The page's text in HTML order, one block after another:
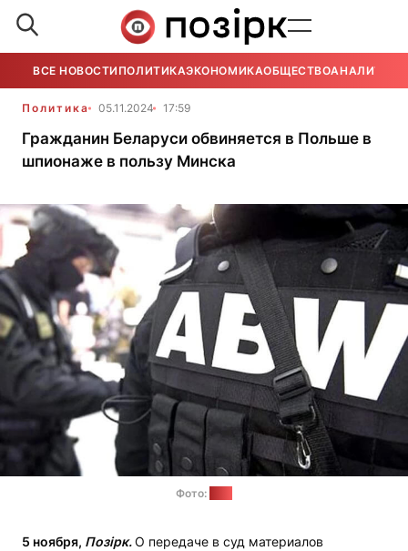
ВСЕ НОВОСТИ ПОЛИТИКАЭКОНОМИКАОБЩЕСТВОАНАЛИТИКА
Политика 05.11.2024 17:59
Гражданин Беларуси обвиняется в Польше в
шпионаже в пользу Минска
Фото:
5 ноября, Позірк.О передаче в суд материалов